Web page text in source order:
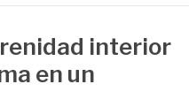
interior
en un